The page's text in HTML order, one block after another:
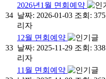
34
2026년1월 면회예약
날짜: 2026-01-03 조회: 375
리자
33
12월 면회예약
날짜: 2025-11-29 조회: 338
리자
11월 면회예약